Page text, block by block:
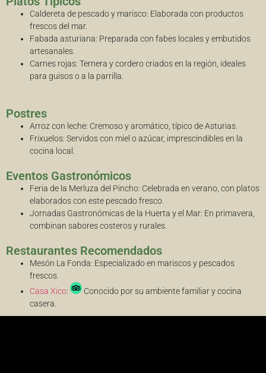
Caldereta de pescado y marisco: Elaborada con productos
frescos del mar.
Fabada asturiana: Preparada con fabes locales y embutidos
artesanales.
Carnes rojas: Ternera y cordero criados en la región, ideales
para guisos o a la parrilla.
Postres
Arroz con leche: Cremoso y aromático, típico de Asturias.
Frixuelos: Servidos con miel o azúcar, imprescindibles en la
cocina local.
Eventos Gastronómicos
Feria de la Merluza del Pincho: Celebrada en verano, con platos
elaborados con este pescado fresco.
Jornadas Gastronómicas de la Huerta y el Mar: En primavera,
combinan sabores costeros y rurales.
Restaurantes Recomendados
Mesón La Fonda: Especializado en mariscos y pescados
frescos.
Casa Xico:
Conocido por su ambiente familiar y cocina
casera.